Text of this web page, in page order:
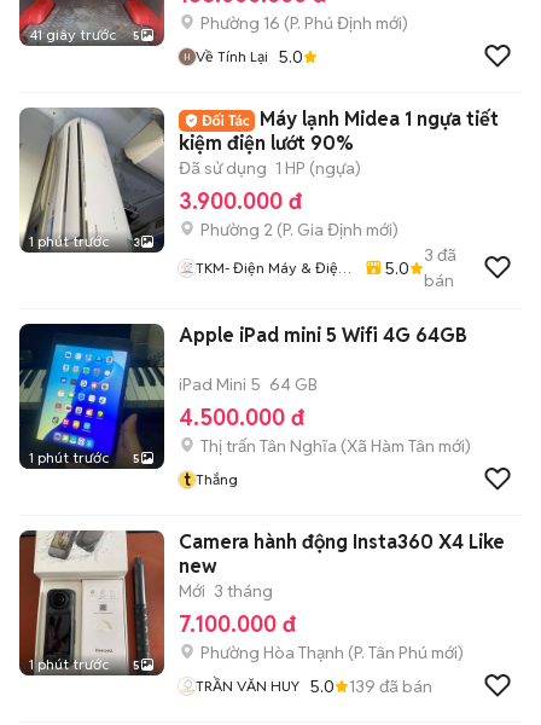
41 giây trước 5
Phường 16 (P. Phú Định mới)
Về Tính Lại 5.0
1 phút trước 3
Máy lạnh Midea 1 ngựa tiết
kiệm điện lướt 90%
Đã sử dụng 1 HP (ngựa)
3.900.000 đ
Phường 2 (P. Gia Định mới)
TKM- Điện Máy & Điện
5.0
3 đã
bán
1 phút trước 5
Apple iPad mini 5 Wifi 4G 64GB
iPad Mini 5 64 GB
4.500.000 đ
Thị trấn Tân Nghĩa (Xã Hàm Tân mới)
t Thắng
1 phút trước 5
Camera hành động Insta360 X4 Like
new
Mới 3 tháng
7.100.000 đ
Phường Hòa Thạnh (P. Tân Phú mới)
TRẦN VĂN HUY 5.0 139 đã bán